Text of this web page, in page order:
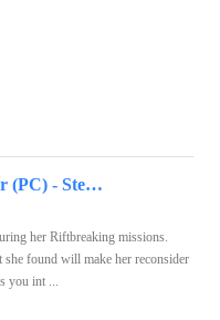
The Riftbreaker (PC) - Steam Key - GLOBAL
her Riftbreaking missions.
she found will make her reconsider
you int ...